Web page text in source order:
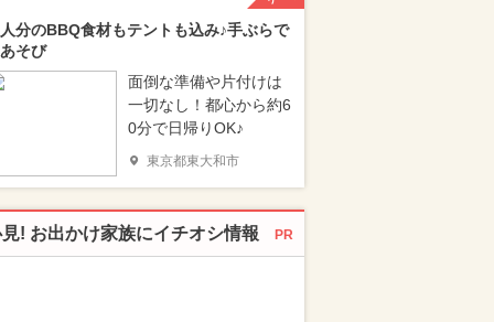
分のBBQ食材もテントも込み♪手ぶらで
そび
面倒な準備や片付けは
一切なし！都心から約6
0分で日帰りOK♪
東京都東大和市
! お出かけ家族にイチオシ情報 PR